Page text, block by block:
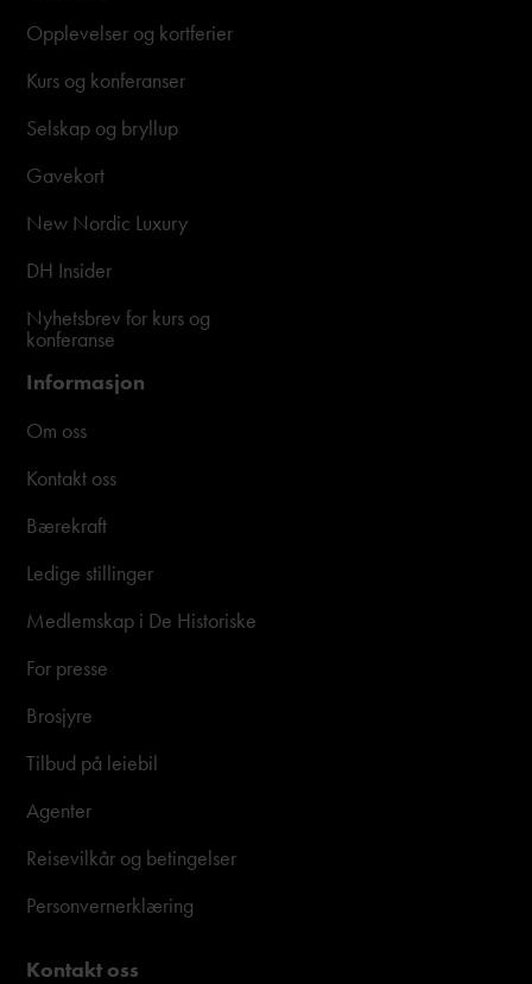
Opplevelser og kortferier
Kurs og konferanser
Selskap og bryllup
Gavekort
New Nordic Luxury
DH Insider
Nyhetsbrev for kurs og
konferanse
Informasjon
Om oss
Kontakt oss
Bærekraft
Ledige stillinger
Medlemskap i De Historiske
For presse
Brosjyre
Tilbud på leiebil
Agenter
Reisevilkår og betingelser
Personvernerklæring
Kontakt oss